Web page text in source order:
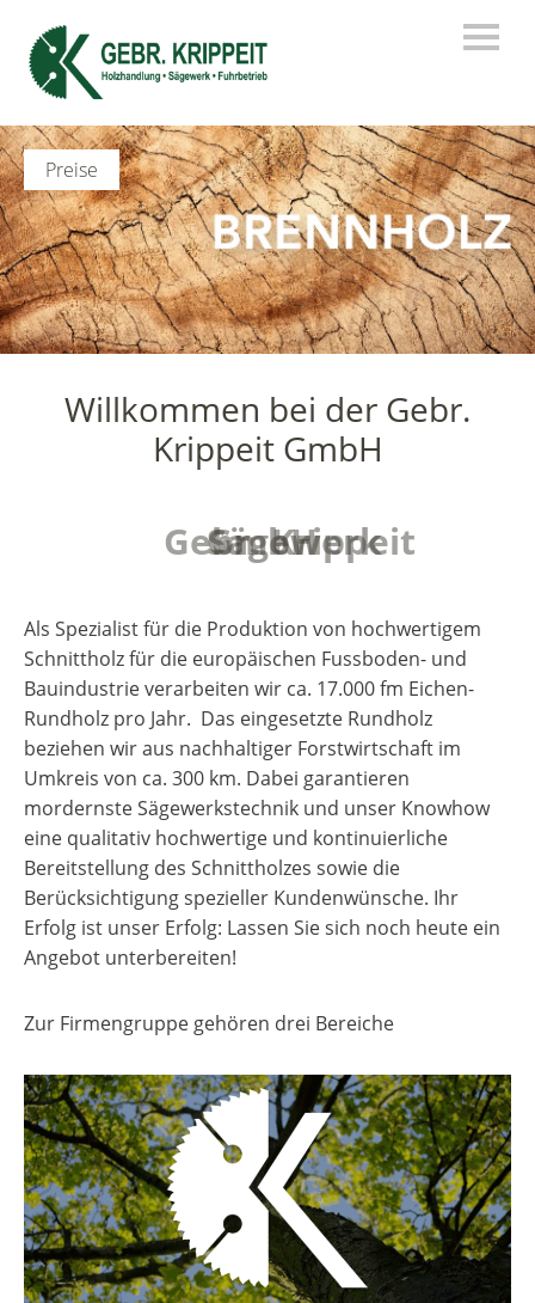
Preise
Willkommen bei der Gebr.
Krippeit GmbH
Gebr. Krippeit
Sägewerk
GmbH
Als Spezialist für die Produktion von hochwertigem
Schnittholz für die europäischen Fussboden- und
Bauindustrie verarbeiten wir ca. 17.000 fm Eichen-
Rundholz pro Jahr. Das eingesetzte Rundholz
beziehen wir aus nachhaltiger Forstwirtschaft im
Umkreis von ca. 300 km. Dabei garantieren
mordernste Sägewerkstechnik und unser Knowhow
eine qualitativ hochwertige und kontinuierliche
Bereitstellung des Schnittholzes sowie die
Berücksichtigung spezieller Kundenwünsche. Ihr
Erfolg ist unser Erfolg: Lassen Sie sich noch heute ein
Angebot unterbereiten!
Zur Firmengruppe gehören drei Bereiche